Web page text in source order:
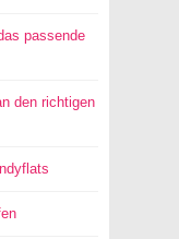
passende
den richtigen